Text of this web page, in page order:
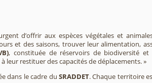
d’offrir aux espèces végétales et
et des saisons, trouver leur alimentation,
, constituée de réservoirs de biodiversité
restituer des capacités de déplacements. »
dans le cadre du SRADDET. Chaque territoire